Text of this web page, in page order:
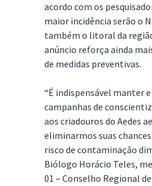
acordo com os
maior incidência serão o
também o litoral da
anúncio reforça ainda
de medidas preventivas.
“É indispensável manter
campanhas de
aos criadouros do Aedes
eliminarmos suas
risco de contaminação
Biólogo Horácio Teles,
01 – Conselho Regional